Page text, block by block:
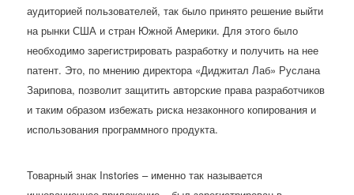
аудиторией пользователей, так было принято решение выйти
на рынки США и стран Южной Америки. Для этого было
необходимо зарегистрировать разработку и получить на нее
патент. Это, по мнению директора «Диджитал Лаб» Руслана
Зарипова, позволит защитить авторские права разработчиков
и таким образом избежать риска незаконного копирования и
использования программного продукта.
Товарный знак Instories – именно так называется